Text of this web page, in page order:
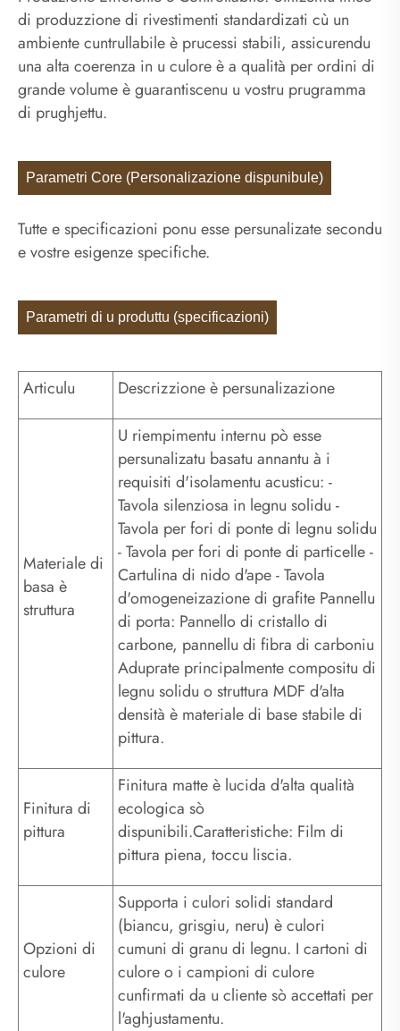
di produzzione di rivestimenti standardizati cù un
ambiente cuntrullabile è prucessi stabili, assicurendu
una alta coerenza in u culore è a qualità per ordini di
grande volume è guarantiscenu u vostru prugramma
di prughjettu.
Parametri Core (Personalizazione dispunibule)
Tutte e specificazioni ponu esse persunalizate secondu
e vostre esigenze specifiche.
Parametri di u produttu (specificazioni)
Articulu Descrizzione è persunalizazione
Materiale di
basa è
struttura
U riempimentu internu pò esse
persunalizatu basatu annantu à i
requisiti d'isolamentu acusticu: -
Tavola silenziosa in legnu solidu -
Tavola per fori di ponte di legnu solidu
- Tavola per fori di ponte di particelle -
Cartulina di nido d'ape - Tavola
d'omogeneizazione di grafite Pannellu
di porta: Pannello di cristallo di
carbone, pannellu di fibra di carboniu
Aduprate principalmente compositu di
legnu solidu o struttura MDF d'alta
densità è materiale di base stabile di
pittura.
Finitura di
pittura
Finitura matte è lucida d'alta qualità
ecologica sò
dispunibili.Caratteristiche: Film di
pittura piena, toccu liscia.
Opzioni di
culore
Supporta i culori solidi standard
(biancu, grisgiu, neru) è culori
cumuni di granu di legnu. I cartoni di
culore o i campioni di culore
cunfirmati da u cliente sò accettati per
l'aghjustamentu.